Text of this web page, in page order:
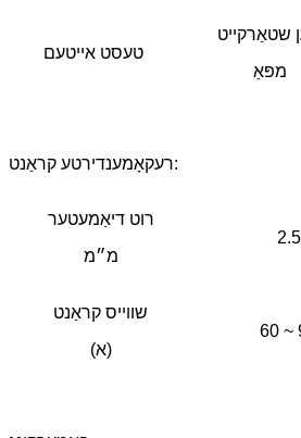
טעסט אייטעם
שטאַרקייט
מפּאַ
רעקאָמענדירטע קראַנט:
רוט דיאַמעטער
מ״מ
2.5
שווייס קראַנט
(א)
60 ~